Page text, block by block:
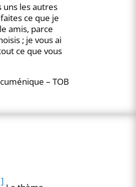
uns les autres
ce que je
amis, parce
; je vous ai
ce que vous
– TOB